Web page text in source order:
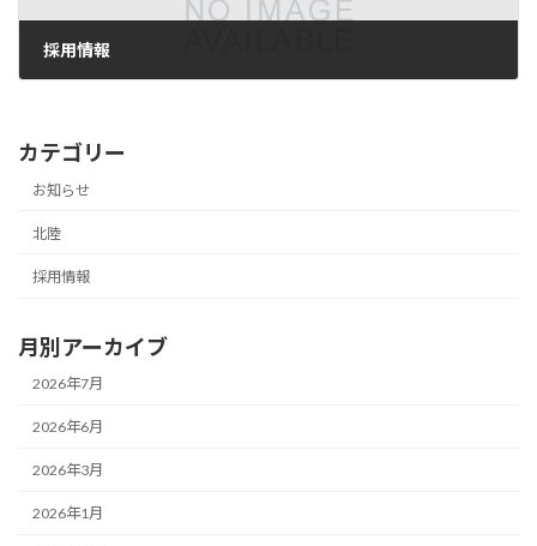
採用情報
カテゴリー
お知らせ
北陸
採用情報
月別アーカイブ
2026年7月
2026年6月
2026年3月
2026年1月